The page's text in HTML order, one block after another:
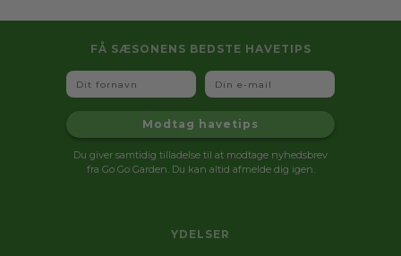
YDELSER
FÅ SÆSONENS BEDSTE HAVETIPS
Fornavn Email
Modtag havetips
Du giver samtidig tilladelse til at modtage nyhedsbrev
fra Go Go Garden. Du kan altid afmelde dig igen.